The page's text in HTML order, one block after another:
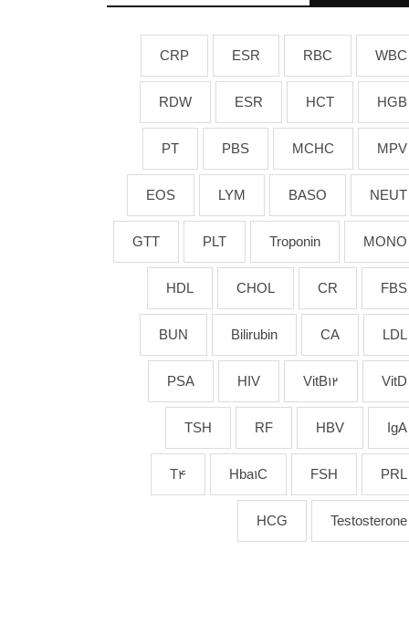
WBC
RBC
ESR
CRP
HGB
HCT
ESR
RDW
MPV
MCHC
PBS
PT
NEUT
BASO
LYM
EOS
MONO
Troponin
PLT
GTT
FBS
CR
CHOL
HDL
LDL
CA
Bilirubin
BUN
VitD
VitB12
HIV
PSA
IgA
HBV
RF
TSH
PRL
FSH
Hba1C
T4
Testosterone
HCG